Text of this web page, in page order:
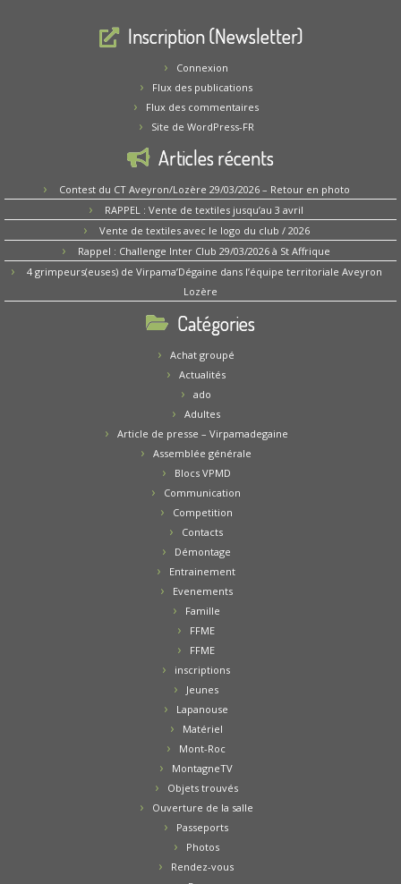
Inscription (Newsletter)
Connexion
Flux des publications
Flux des commentaires
Site de WordPress-FR
Articles récents
Contest du CT Aveyron/Lozère 29/03/2026 – Retour en photo
RAPPEL : Vente de textiles jusqu’au 3 avril
Vente de textiles avec le logo du club / 2026
Rappel : Challenge Inter Club 29/03/2026 à St Affrique
4 grimpeurs(euses) de Virpama’Dégaine dans l’équipe territoriale Aveyron
Lozère
Catégories
Achat groupé
Actualités
ado
Adultes
Article de presse – Virpamadegaine
Assemblée générale
Blocs VPMD
Communication
Competition
Contacts
Démontage
Entrainement
Evenements
Famille
FFME
FFME
inscriptions
Jeunes
Lapanouse
Matériel
Mont-Roc
MontagneTV
Objets trouvés
Ouverture de la salle
Passeports
Photos
Rendez-vous